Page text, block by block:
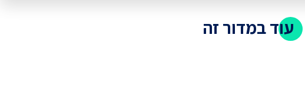
עוד במדור זה